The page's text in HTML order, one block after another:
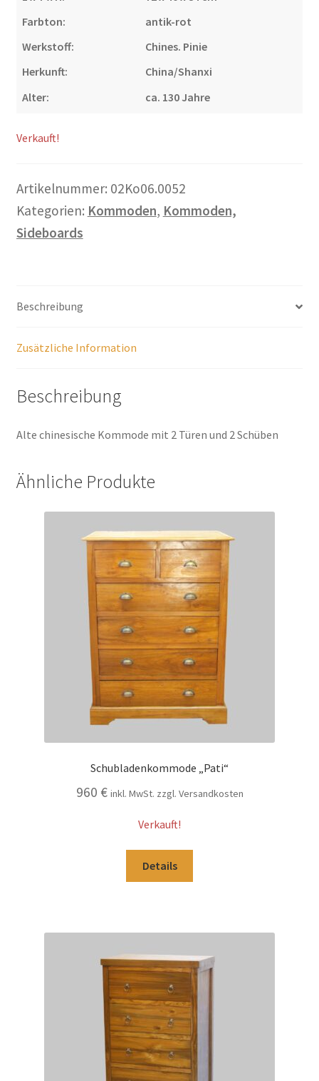
Warenkorb
Widerrufsbelehrung
Wohnzimmertisch mit Stühlen
Farbton:
antik-rot
Werkstoff:
Chines. Pinie
Herkunft:
China/Shanxi
Alter:
ca. 130 Jahre
Verkauft!
Artikelnummer: 02Ko06.0052
Kategorien: Kommoden, Kommoden,
Sideboards
Beschreibung
Zusätzliche Information
Beschreibung
Alte chinesische Kommode mit 2 Türen und 2 Schüben
Ähnliche Produkte
Schubladenkommode „Pati“
960 € inkl. MwSt. zzgl. Versandkosten
Verkauft!
Details